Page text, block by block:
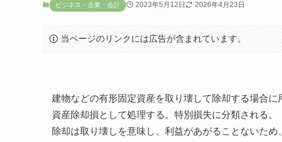
ビジネス・企業・会計 2023年5月12日 2026年4月23日
当ページのリンクには広告が含まれています。
建物などの有形固定資産を取り壊して除却する場合
資産除却損として処理する。特別損失に分類される。
除却は取り壊しを意味し、利益があがることないた